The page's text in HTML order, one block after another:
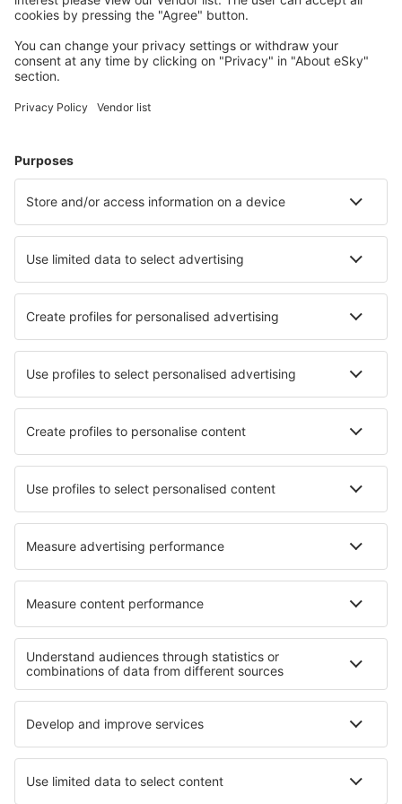
Planifică-ți călătoria
Bilete de avion
Zbor+Hotel
Află mai multe
Companii aeriene
Wizz Air
Lufthansa
Despre eSky
Cariere
Termeni şi condiţii
Rezervările mele
Politica de Confidențialitate
Politică cookie
Asistenţă şi contact